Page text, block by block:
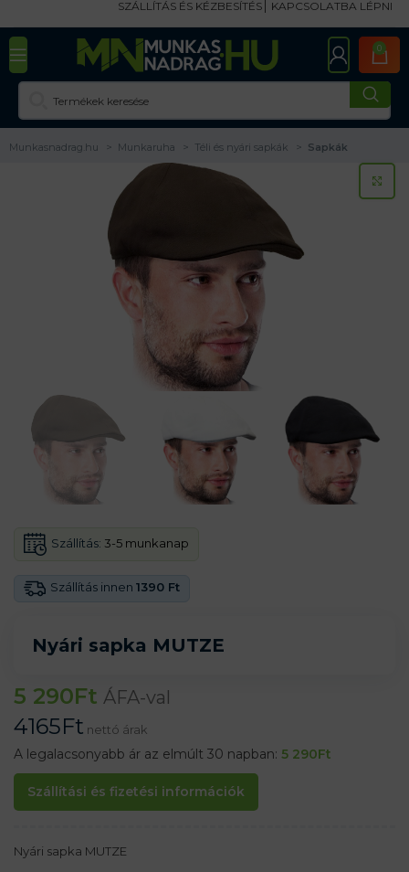
SZÁLLÍTÁS ÉS KÉZBESÍTÉS KAPCSOLATBA LÉPNI
0
Munkasnadrag.hu Munkaruha Téli és nyári sapkák Sapkák
Nyári sapka MUTZE
Szállítás innen 1390 Ft
Szállítás: 3-5 munkanap
5 290Ft ÁFA-val
4165Ft nettó árak
A legalacsonyabb ár az elmúlt 30 napban: 5 290Ft
Szállítási és fizetési információk
Nyári sapka MUTZE